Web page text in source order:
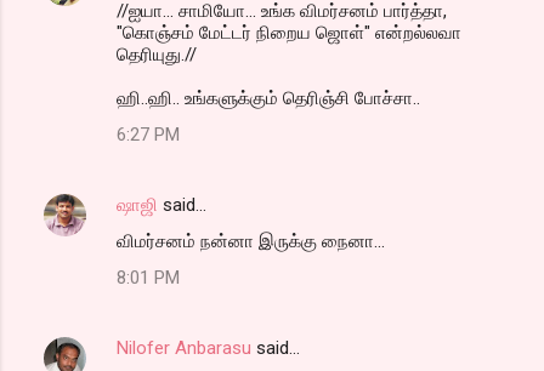
//ஐயா... சாமியோ... உங்க விமர்சனம் பார்த்தா,
"கொஞ்சம் மேட்டர் நிறைய ஜொள்" என்றல்லவா
தெரியுது.//
ஹி..ஹி.. உங்களுக்கும் தெரிஞ்சி போச்சா..
6:27 PM
ஷாஜி said…
விமர்சனம் நன்னா இருக்கு நைனா...
8:01 PM
Nilofer Anbarasu said…